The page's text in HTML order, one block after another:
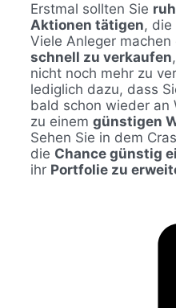
Erstmal sollten Sie
Aktionen tätigen, die
Viele Anleger machen
schnell zu verkaufen
nicht noch mehr zu
lediglich dazu, dass
bald schon wieder an
zu einem günstigen
Sehen Sie in dem
die Chance günstig
ihr Portfolie zu